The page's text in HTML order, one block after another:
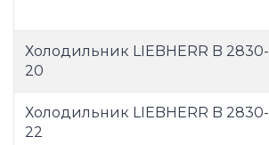
Холодильник LIEBHERR B 2830-
20
Холодильник LIEBHERR B 2830-
22